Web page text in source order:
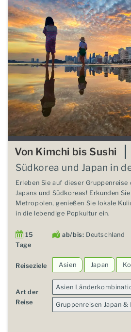
Von Kimchi bis Sushi
Südkorea und Japan in
Erleben Sie auf dieser
Japans und Südkoreas! Erkunden
Metropolen, genießen Sie lokale
in die lebendige Popkultur ein.
15
Tage
ab/bis: Deutschland
Reiseziele Asien Japan
Art der
Reise
Asien
Gruppenreisen Japan &